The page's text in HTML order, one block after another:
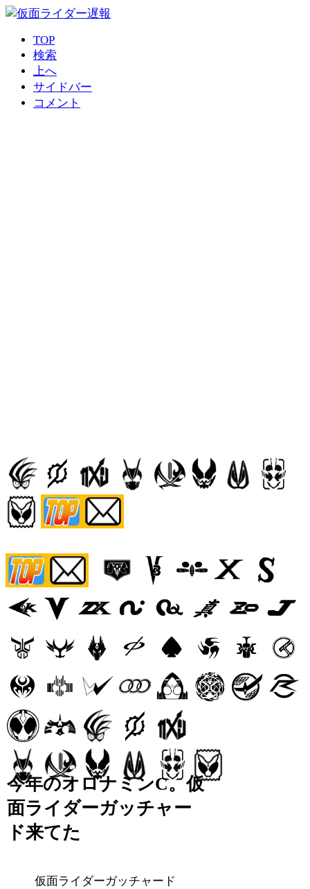
TOP
検索
上へ
サイドバー
コメント
今年のオロナミンC。仮
面ライダーガッチャー
ド来てた
仮面ライダーガッチャード